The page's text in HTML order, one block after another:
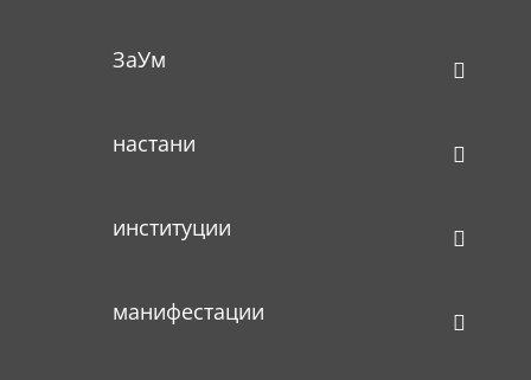
ЗаУм
настани
институции
манифестации